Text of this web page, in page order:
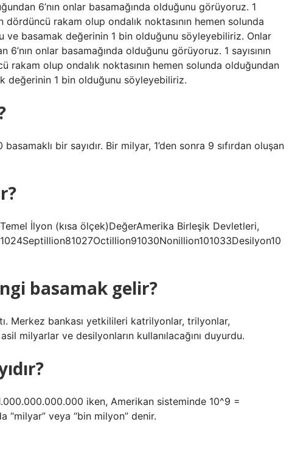
6’nın onlar basamağında olduğunu görüyoruz. 1
dördüncü rakam olup ondalık noktasının hemen solunda
ve basamak değerinin 1 bin olduğunu söyleyebiliriz. Onlar
onlar basamağında olduğunu görüyoruz. 1 sayısının
rakam olup ondalık noktasının hemen solunda olduğundan
değerinin 1 bin olduğunu söyleyebiliriz.
bir sayıdır. Bir milyar, 1’den sonra 9 sıfırdan oluşan
İlyon (kısa ölçek)DeğerAmerika Birleşik Devletleri,
basamak gelir?
Merkez bankası yetkilileri katrilyonlar, trilyonlar,
milyarlar ve desilyonların kullanılacağını duyurdu.
iken, Amerikan sisteminde 10^9 =
“milyar” veya “bin milyon” denir.